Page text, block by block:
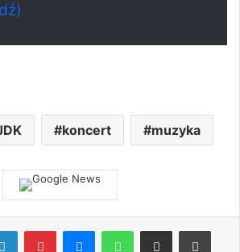
koncert muzyka
LinkedInPinterestMessengerWhatsAppShare via Email Print